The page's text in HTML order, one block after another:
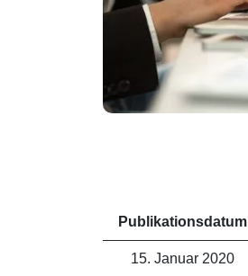
Publikationsdatum
15. Januar 2020